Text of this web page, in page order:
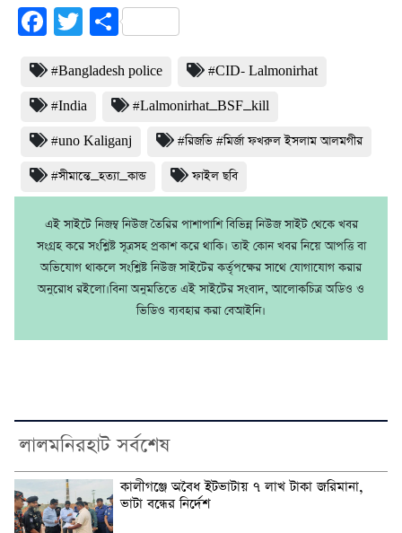
Facebook
TwitterShare
#Bangladesh police #CID- Lalmonirhat
#India #Lalmonirhat_BSF_kill
#uno Kaliganj #রিজভি #মির্জা ফখরুল ইসলাম আলমগীর
#সীমান্তে_হত্যা_কান্ড ফাইল ছবি
এই সাইটে নিজম্ব নিউজ তৈরির পাশাপাশি বিভিন্ন নিউজ সাইট থেকে খবর
সংগ্রহ করে সংশ্লিষ্ট সূত্রসহ প্রকাশ করে থাকি। তাই কোন খবর নিয়ে আপত্তি বা
অভিযোগ থাকলে সংশ্লিষ্ট নিউজ সাইটের কর্তৃপক্ষের সাথে যোগাযোগ করার
অনুরোধ রইলো।বিনা অনুমতিতে এই সাইটের সংবাদ, আলোকচিত্র অডিও ও
ভিডিও ব্যবহার করা বেআইনি।
লালমনিরহাট সর্বশেষ
কালীগঞ্জে অবৈধ ইটভাটায় ৭ লাখ টাকা জরিমানা,
ভাটা বন্ধের নির্দেশ